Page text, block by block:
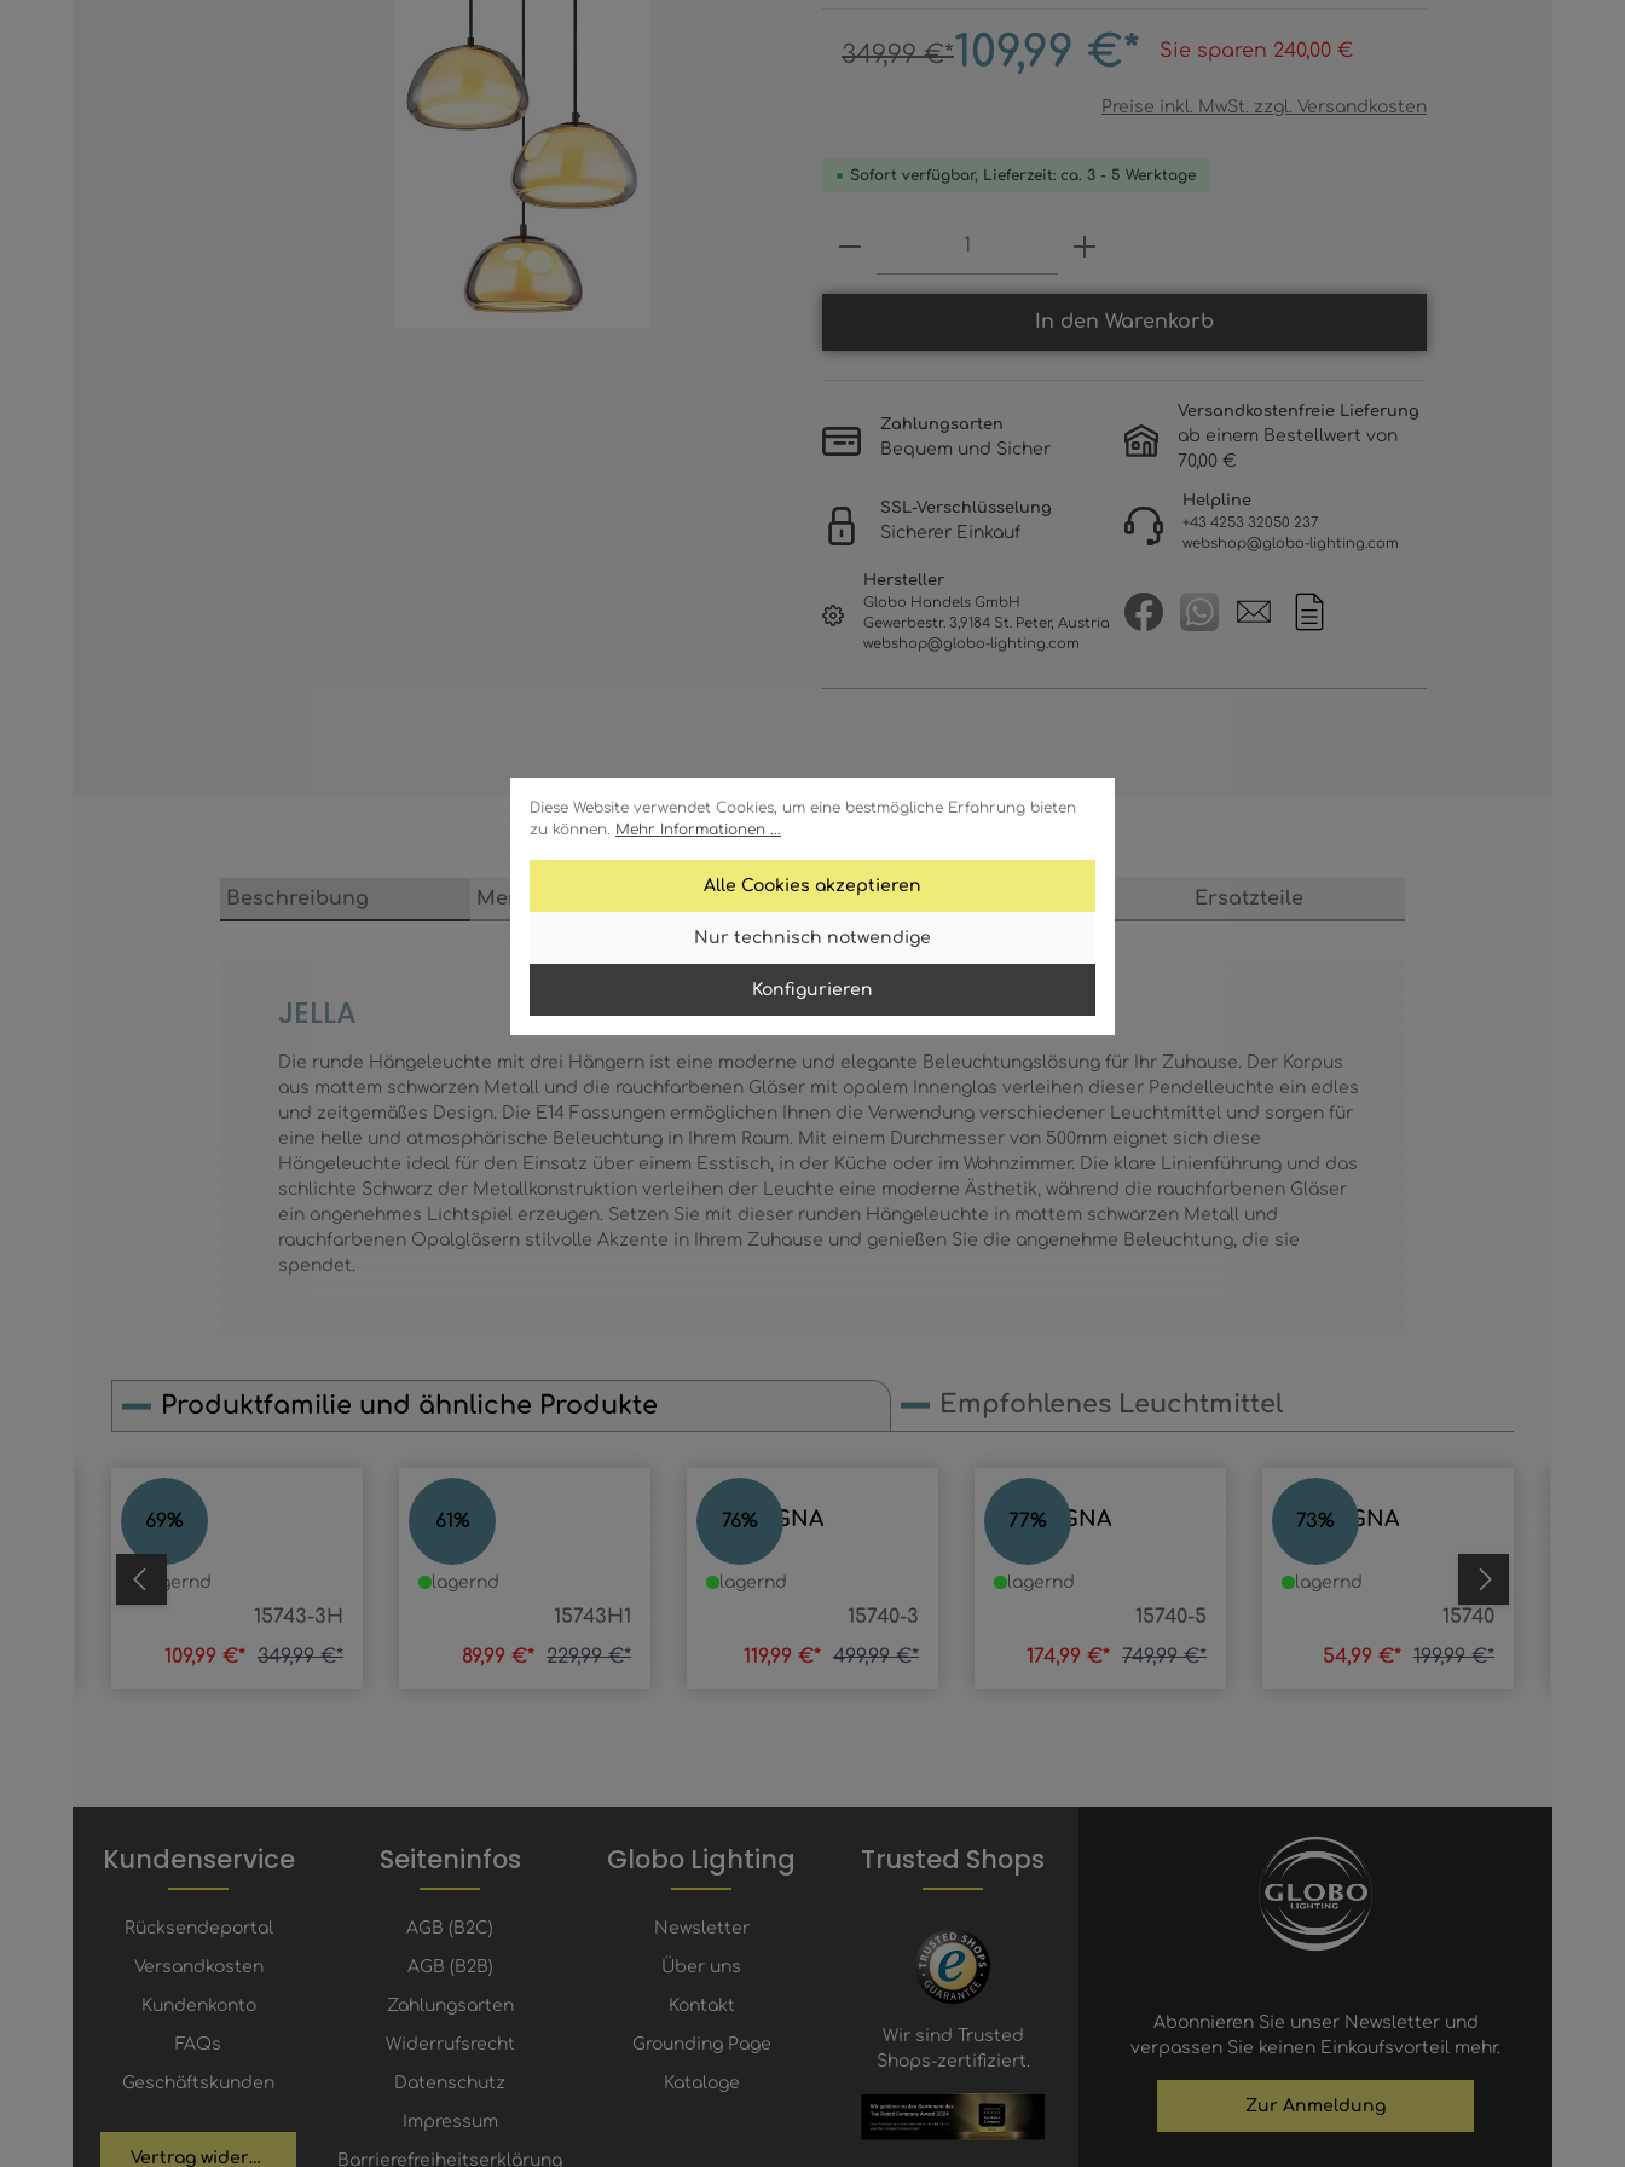
Diese Website verwendet Cookies, um eine bestmögliche Erfahrung bieten
zu können. Mehr Informationen ...
Alle Cookies akzeptieren
Nur technisch notwendige
Konfigurieren
349,99 €*109,99 €* Sie sparen 240,00 €
Preise inkl. MwSt. zzgl. Versandkosten
Sofort verfügbar, Lieferzeit: ca. 3 - 5 Werktage
Produkt Anzahl: Gib den gewünschten Wert ein
In den Warenkorb
Zahlungsarten
Bequem und Sicher
Versandkostenfreie Lieferung
ab einem Bestellwert von
70,00 €
SSL-Verschlüsselung
Sicherer Einkauf
Helpline
+43 4253 32050 237
webshop@globo-lighting.com
Hersteller
Globo Handels GmbH
Gewerbestr. 3,9184 St. Peter, Austria
webshop@globo-lighting.com
Beschreibung Merkmale Technische Daten Ersatzteile
JELLA
Die runde Hängeleuchte mit drei Hängern ist eine moderne und elegante Beleuchtungslösung für Ihr Zuhause. Der Korpus
aus mattem schwarzen Metall und die rauchfarbenen Gläser mit opalem Innenglas verleihen dieser Pendelleuchte ein edles
und zeitgemäßes Design. Die E14 Fassungen ermöglichen Ihnen die Verwendung verschiedener Leuchtmittel und sorgen für
eine helle und atmosphärische Beleuchtung in Ihrem Raum. Mit einem Durchmesser von 500mm eignet sich diese
Hängeleuchte ideal für den Einsatz über einem Esstisch, in der Küche oder im Wohnzimmer. Die klare Linienführung und das
schlichte Schwarz der Metallkonstruktion verleihen der Leuchte eine moderne Ästhetik, während die rauchfarbenen Gläser
ein angenehmes Lichtspiel erzeugen. Setzen Sie mit dieser runden Hängeleuchte in mattem schwarzen Metall und
rauchfarbenen Opalgläsern stilvolle Akzente in Ihrem Zuhause und genießen Sie die angenehme Beleuchtung, die sie
spendet.
Produktfamilie und ähnliche Produkte Empfohlenes Leuchtmittel
Produktgalerie überspringen
69%
JELLA
15743-3H
lagernd
109,99 €* 349,99 €*
61%
JELLA
15743H1
lagernd
89,99 €* 229,99 €*
76%
LAMPIGNA
15740-3
lagernd
119,99 €* 499,99 €*
77%
LAMPIGNA
15740-5
lagernd
174,99 €* 749,99 €*
73%
LAMPIGNA
15740
lagernd
54,99 €* 199,99 €*
Kundenservice
Rücksendeportal
Versandkosten
Kundenkonto
FAQs
Geschäftskunden
Vertrag widerrufen
Seiteninfos
AGB (B2C)
AGB (B2B)
Zahlungsarten
Widerrufsrecht
Datenschutz
Impressum
Barrierefreiheitserklärung
Globo Lighting
Newsletter
Über uns
Kontakt
Grounding Page
Kataloge
Trusted Shops
Wir sind Trusted
Shops-zertifiziert.
Abonnieren Sie unser Newsletter und
verpassen Sie keinen Einkaufsvorteil mehr.
Zur Anmeldung